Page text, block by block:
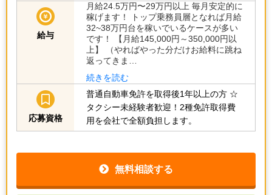
給与
月給24.5万円〜29万円以上 毎月安定的に
稼げます！ トップ乗務員層となれば月給
32~38万円台を稼いでいるケースが多い
です！ 【月給145,000円～350,000円以
上】 （やればやった分だけお給料に跳ね
返ってきま…
続きを読む
応募資格
普通自動車免許を取得後1年以上の方 ☆
タクシー未経験者歓迎！2種免許取得費
用を会社で全額負担します。
無料相談する